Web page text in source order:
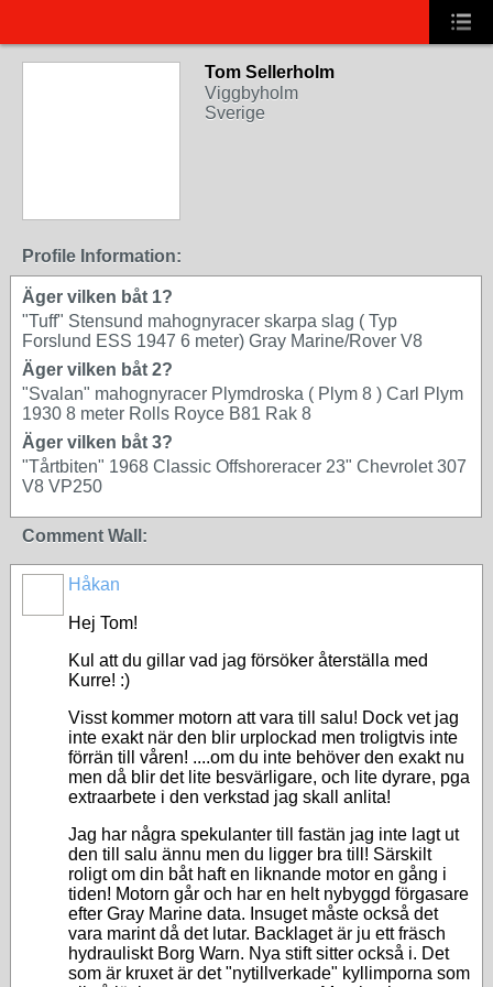
Tom Sellerholm
Viggbyholm
Sverige
Profile Information:
Äger vilken båt 1?
"Tuff" Stensund mahognyracer skarpa slag ( Typ
Forslund ESS 1947 6 meter) Gray Marine/Rover V8
Äger vilken båt 2?
"Svalan" mahognyracer Plymdroska ( Plym 8 ) Carl Plym
1930 8 meter Rolls Royce B81 Rak 8
Äger vilken båt 3?
"Tårtbiten" 1968 Classic Offshoreracer 23" Chevrolet 307
V8 VP250
Comment Wall:
Håkan
Hej Tom!
Kul att du gillar vad jag försöker återställa med
Kurre! :)
Visst kommer motorn att vara till salu! Dock vet jag
inte exakt när den blir urplockad men troligtvis inte
förrän till våren! ....om du inte behöver den exakt nu
men då blir det lite besvärligare, och lite dyrare, pga
extraarbete i den verkstad jag skall anlita!
Jag har några spekulanter till fastän jag inte lagt ut
den till salu ännu men du ligger bra till! Särskilt
roligt om din båt haft en liknande motor en gång i
tiden! Motorn går och har en helt nybyggd förgasare
efter Gray Marine data. Insuget måste också det
vara marint då det lutar. Backlaget är ju ett fräsch
hydrauliskt Borg Warn. Nya stift sitter också i. Det
som är kruxet är det "nytillverkade" kyllimporna som